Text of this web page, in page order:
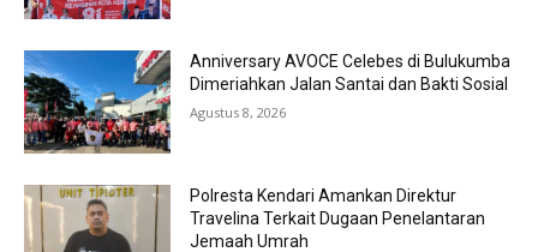
Anniversary AVOCE Celebes di Bulukumba
Dimeriahkan Jalan Santai dan Bakti Sosial
Agustus 8, 2026
Polresta Kendari Amankan Direktur
Travelina Terkait Dugaan Penelantaran
Jemaah Umrah